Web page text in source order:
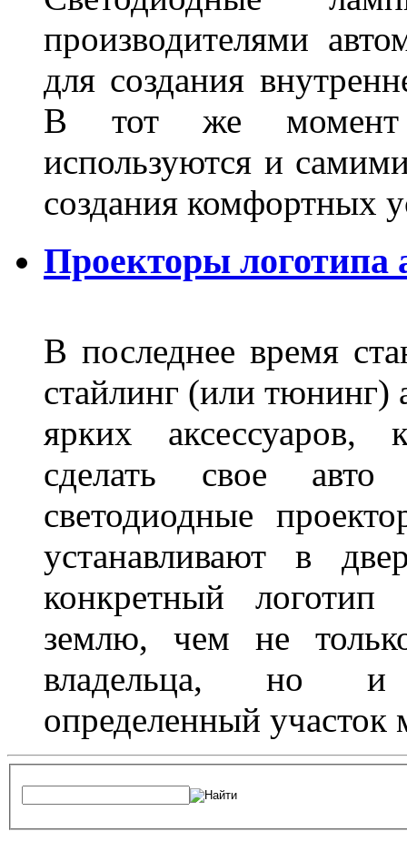
производителями
для создания
В тот же момент
используются и
создания комфортных
Проекторы логотипа
В последнее время
стайлинг (или тюнинг)
ярких аксессуаров,
сделать свое
светодиодные
устанавливают в
конкретный логотип
землю, чем не
владельца, но и
определенный участок